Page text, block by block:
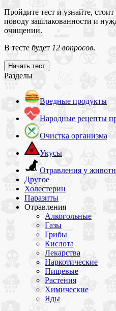
Пройдите тест и узнайте,
поводу зашлакованности и
очищении.
В тесте будет 12 вопросов.
Разделы
Вредные продукты
Народные рецепты
Очистка организма
Укусы
Отравления у
Другое
Холестерин
Паразиты
Отравления
Алкогольные
Газы
Грибы
Кислота
Лекарства
Наркотические
Пищевые
Растения
Химические
Яды